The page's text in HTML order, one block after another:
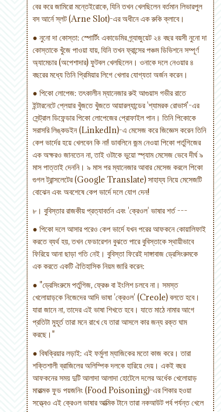
বের করে জামিরো মন্তেইরোকে, যিনি তখন খেলছিলেন বর্তমান লিভারপুল
বস আর্নে স্লট (Arne Slot)-এর অধীনে এক রুকি ক্লাবে।
● নুনো দা কোস্তা: স্পোর্টিং একাডেমির গ্র্যাজুয়েট ২৪ বছর বয়সী নুনো দা
কোস্তাকে খুঁজে পাওয়া যায়, যিনি তখন ফ্রান্সের পঞ্চম ডিভিশনে সম্পূর্ণ
অ্যামেচার (অপেশাদার) ফুটবল খেলছিলেন। ওনাকে দলে নেওয়ার ৪
বছরের মধ্যে তিনি প্রিমিয়ার লিগে খেলার যোগ্যতা অর্জন করেন।
● পিকো লোপেজ: তৎকালীন ম্যানেজার রুই আগুয়াস গভীর রাতে
ইন্টারনেটে প্লেয়ার খুঁজতে খুঁজতে আয়ারল্যান্ডের 'শ্যামরক রোভার্স'-এর
সেন্ট্রাল ডিফেন্ডার পিকো লোপেজের প্রোফাইল পান। তিনি পিকোকে
সরাসরি লিঙ্কডইন (LinkedIn)-এ মেসেজ করে জিজ্ঞেস করেন তিনি
কেপ ভার্দের হয়ে খেলবেন কি না! ডাবলিনে জন্ম নেওয়া পিকো পর্তুগিজের
এক অক্ষরও জানতেন না, তাই ওটাকে ভুয়ো স্প্যাম মেসেজ ভেবে দীর্ঘ ৯
মাস পাত্তাই দেননি। ৯ মাস পর ম্যানেজার আবার মেসেজ করলে পিকো
গুগল ট্রান্সলেটের (Google Translate) সাহায্য নিয়ে মেসেজটি
বোঝেন এবং অবশেষে কেপ ভার্দে দলে যোগ দেন!
৮। বুবিস্তার রাজকীয় প্রত্যাবর্তন এবং 'ক্রেওল' ভাষার শর্ত ---
● পিকো দলে আসার পরেও কেপ ভার্দে যখন পরের আফকনে কোয়ালিফাই
করতে ব্যর্থ হয়, তখন ফেডারেশন বুঝতে পারে বুবিস্তাকে স্থায়ীভাবে
ফিরিয়ে আনা ছাড়া গতি নেই। বুবিস্তা ফিরেই দাঙ্গাবাজ ড্রেসিংরুমকে
এক করতে একটি ঐতিহাসিক নিয়ম জারি করেন:
● "ড্রেসিংরুমে পর্তুগিজ, ফ্রেঞ্চ বা ইংলিশ চলবে না। সমস্ত
খেলোয়াড়কে নিজেদের আদি ভাষা 'ক্রেওল' (Creole) বলতে হবে।
যারা জানে না, তাদের এই ভাষা শিখতে হবে। যাতে মাঠে নামার আগে
প্রতিটা মুহূর্ত তারা মনে রাখে যে তারা আসলে কার জন্য রক্ত ঘাম
করছে।"
● বিষক্রিয়ার লড়াই: এই ফর্মুলা ম্যাজিকের মতো কাজ করে। তারা
শক্তিশালী ব্রাজিলের অলিম্পিক দলকে হারিয়ে দেয়। একই বছর
আফকনের সময় দুটি আলাদা আলাদা হোটেলে দলের অর্ধেক খেলোয়াড়
মারাত্মক ফুড পয়জনিং (Food Poisoning)-এর শিকার হওয়া
সত্ত্বেও এই ক্রেওল ভাষার আত্মিক টানে তারা নকআউট পর্ব পর্যন্ত খেলে